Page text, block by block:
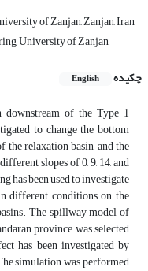
of Zanjan, Zanjan, Iran
University of Zanjan,
چکیده
English
of the Type 1
to change the bottom
relaxation basin, and the
slopes of 0, 9, 14, and
has been used to investigate
different conditions on the
The spillway model of
province was selected
has been investigated by
simulation was performed